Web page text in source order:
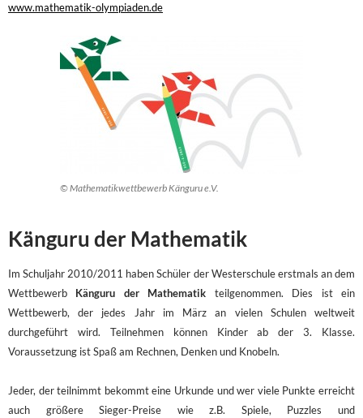
www.mathematik-olympiaden.de
© Mathematikwettbewerb Känguru e.V.
Känguru der Mathematik
Im Schuljahr 2010/2011 haben Schüler der Westerschule erstmals an dem
Wettbewerb Känguru der Mathematik teilgenommen. Dies ist ein
Wettbewerb, der jedes Jahr im März an vielen Schulen weltweit
durchgeführt wird. Teilnehmen können Kinder ab der 3. Klasse.
Voraussetzung ist Spaß am Rechnen, Denken und Knobeln.
Jeder, der teilnimmt bekommt eine Urkunde und wer viele Punkte erreicht
auch größere Sieger-Preise wie z.B. Spiele, Puzzles und